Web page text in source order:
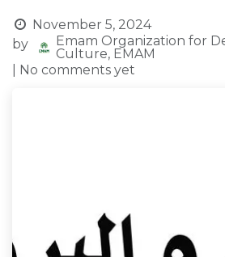
November 5, 2024
by
Emam Organization for
Culture, EMAM
| No comments yet